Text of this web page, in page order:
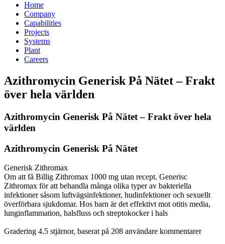
Home
Company
Capabilities
Projects
Systems
Plant
Careers
Azithromycin Generisk På Nätet – Frakt
över hela världen
Azithromycin Generisk På Nätet – Frakt över hela
världen
Azithromycin Generisk På Nätet
Generisk Zithromax
Om att få Billig Zithromax 1000 mg utan recept. Generisc
Zithromax för att behandla många olika typer av bakteriella
infektioner såsom luftvägsinfektioner, hudinfektioner och sexuellt
överförbara sjukdomar. Hos barn är det effektivt mot otitis media,
lunginflammation, halsfluss och streptokocker i hals
Gradering 4.5 stjärnor, baserat på 208 användare kommentarer